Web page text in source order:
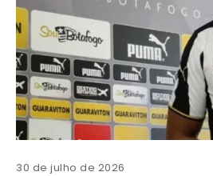
30 de julho de 2026